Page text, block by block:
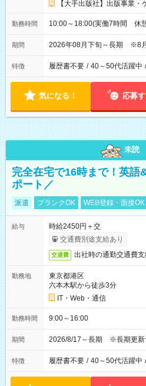
【大手出版社】出版事業
勤務時間 10:00～18:00(実働7時間 休
期間 2026年08月下旬～長期 ※8月
特徴 履歴書不要 / 40～50代活躍中 /
気になる！ 応募
未読
完全在宅で16時まで！英語
ポート／
派遣 ブランクOK WEB登録・面接OK
給与
時給2450円＋交
交通費別途支給あり
交通費 出社時の通勤交通費
勤務地
東京都港区
六本木駅から徒歩3分
IT・Web・通信
勤務時間 9:00～16:00
期間 2026/8/17～長期 ※長期更
特徴 履歴書不要 / 40～50代活躍中 /